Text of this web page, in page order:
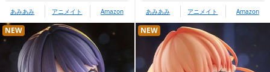
あみあみ アニメイト Amazon あみあみ アニメイト Amazon
NEW NEW